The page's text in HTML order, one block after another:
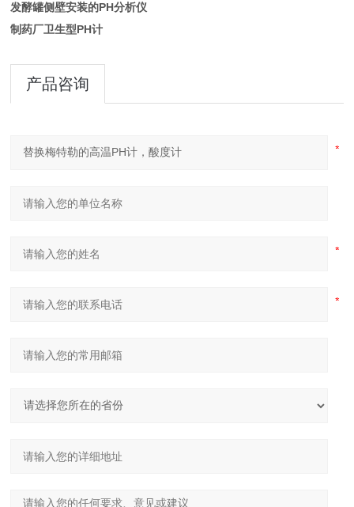
发酵罐侧壁安装的PH分析仪
制药厂卫生型PH计
产品咨询